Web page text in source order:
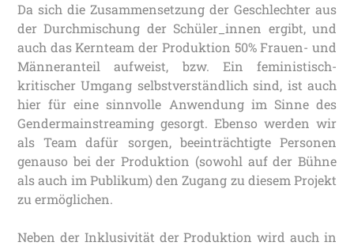
Da sich die Zusammensetzung der Geschlechter aus
der Durchmischung der Schüler_innen ergibt, und
auch das Kernteam der Produktion 50% Frauen- und
Männeranteil aufweist, bzw. Ein feministisch-
kritischer Umgang selbstverständlich sind, ist auch
hier für eine sinnvolle Anwendung im Sinne des
Gendermainstreaming gesorgt. Ebenso werden wir
als Team dafür sorgen, beeinträchtigte Personen
genauso bei der Produktion (sowohl auf der Bühne
als auch im Publikum) den Zugang zu diesem Projekt
zu ermöglichen.
Neben der Inklusivität der Produktion wird auch in